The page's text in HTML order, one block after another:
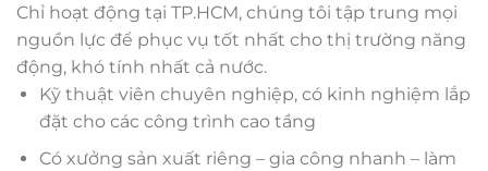
Chỉ hoạt động tại TP.HCM, chúng tôi tập trung mọi
nguồn lực để phục vụ tốt nhất cho thị trường năng
động, khó tính nhất cả nước.
Kỹ thuật viên chuyên nghiệp, có kinh nghiệm lắp
đặt cho các công trình cao tầng
Có xưởng sản xuất riêng – gia công nhanh – làm